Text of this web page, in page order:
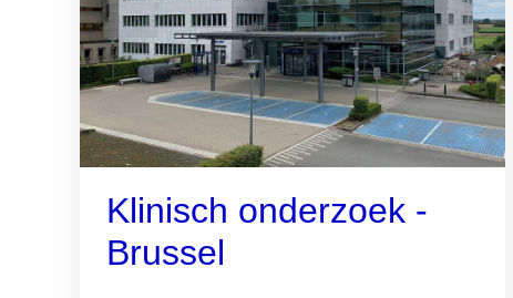
Klinisch onderzoek -
Brussel